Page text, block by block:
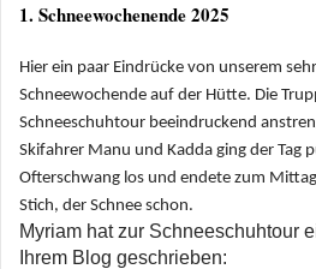
1. Schneewochenende 2025
Hier ein paar Eindrücke von unserem
Schneewochende auf der Hütte. Die
Schneeschuhtour beeindruckend
Skifahrer Manu und Kadda ging der Tag
Ofterschwang los und endete zum
Stich, der Schnee schon.
Myriam hat zur Schneeschuhtour
Ihrem Blog geschrieben: